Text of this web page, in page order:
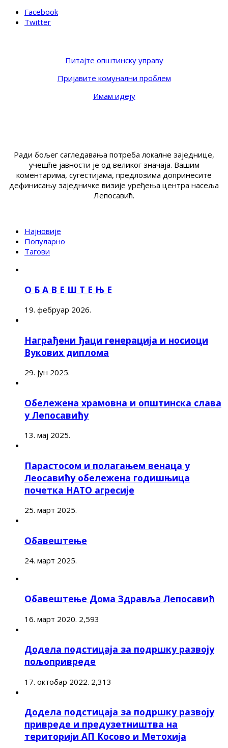
Facebook
Twitter
Питајте општинску управу
Пријавите комунални проблем
Имам идеју
Ради бољег сагледавања потреба локалне заједнице,
учешће јавности је од великог значаја. Вашим
коментарима, сугестијама, предлозима допринесите
дефинисању заједничке визије уређења центра насеља
Лепосавић.
Најновије
Популарно
Тагови
О Б А В Е Ш Т Е Њ Е
19. фебруар 2026.
Награђени ђаци генерација и носиоци
Вукових диплома
29. јун 2025.
Обележена храмовна и општинска слава
у Лепосавићу
13. мај 2025.
Парастосом и полагањем венаца у
Леосавићу обележена годишњица
почетка НАТО агресије
25. март 2025.
Обавештење
24. март 2025.
Обавештење Дома Здравља Лепосавић
16. март 2020. 2,593
Додела подстицаја за подршку развоју
пољопривреде
17. октобар 2022. 2,313
Додела подстицаја за подршку развоју
привреде и предузетништва на
територији АП Косово и Метохија